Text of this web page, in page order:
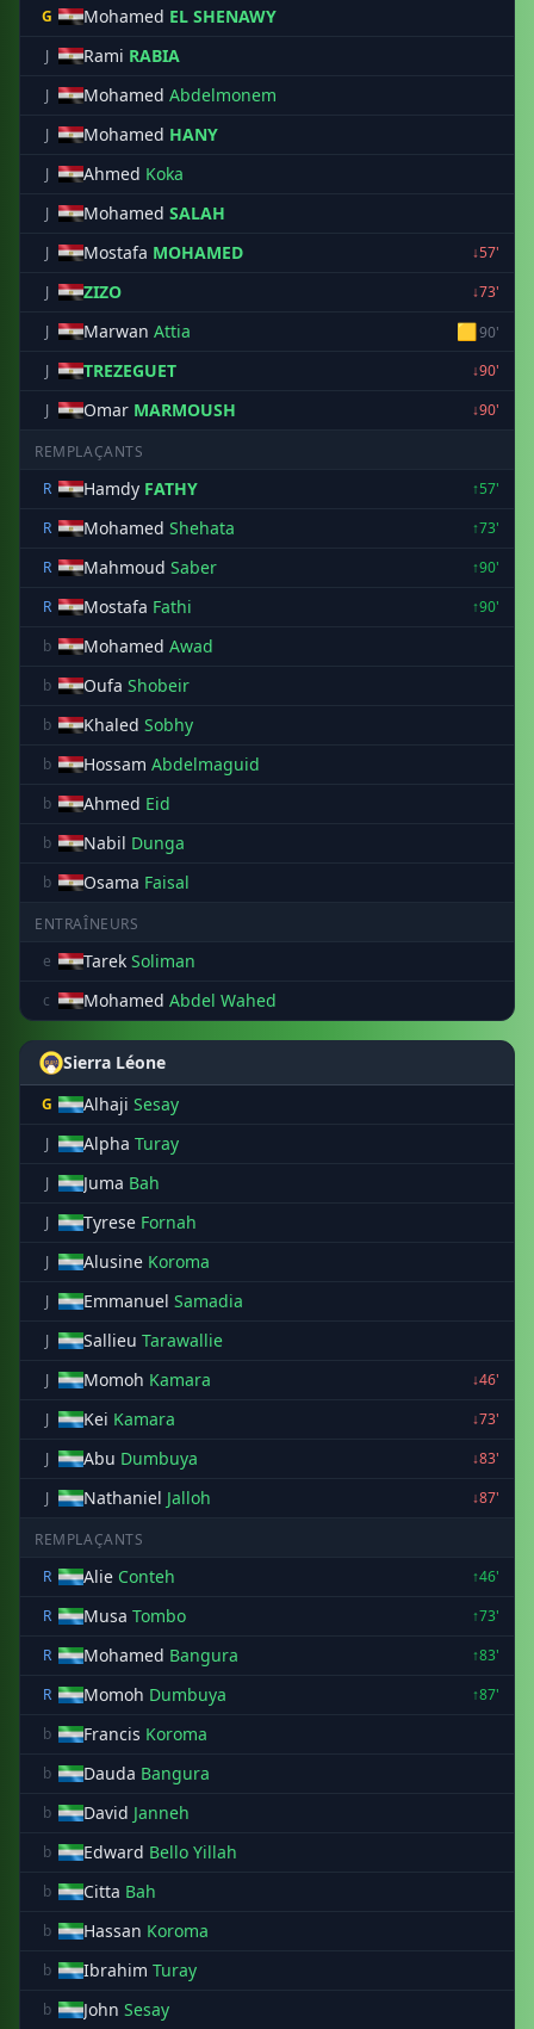
G Mohamed EL SHENAWY
J Rami RABIA
J Mohamed Abdelmonem
J Mohamed HANY
J Ahmed Koka
J Mohamed SALAH
J Mostafa MOHAMED
↓57'
J
ZIZO
↓73'
J
Marwan Attia 🟨90'
J
TREZEGUET
↓90'
J
Omar MARMOUSH ↓90'
REMPLAÇANTS
R
Hamdy FATHY
↑57'
R
Mohamed Shehata
↑73'
R
Mahmoud Saber
↑90'
R
Mostafa Fathi
↑90'
b
Mohamed Awad
b Oufa Shobeir
b Khaled Sobhy
b Hossam Abdelmaguid
b Ahmed Eid
b Nabil Dunga
b Osama Faisal
ENTRAÎNEURS
e
Tarek Soliman
c Mohamed Abdel Wahed
Sierra Léone
G Alhaji Sesay
J Alpha Turay
J Juma Bah
J Tyrese Fornah
J Alusine Koroma
J Emmanuel Samadia
J Sallieu Tarawallie
J Momoh Kamara
↓46'
J
Kei Kamara
↓73'
J
Abu Dumbuya
↓83'
J
Nathaniel Jalloh ↓87'
REMPLAÇANTS
R
Alie Conteh
↑46'
R
Musa Tombo
↑73'
R
Mohamed Bangura
↑83'
R
Momoh Dumbuya
↑87'
b
Francis Koroma
b Dauda Bangura
b David Janneh
b Edward Bello Yillah
b Citta Bah
b Hassan Koroma
b Ibrahim Turay
b John Sesay